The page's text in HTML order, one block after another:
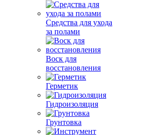
Средства для ухода
за полами
Воск для
восстановления
Герметик
Гидроизоляция
Грунтовка